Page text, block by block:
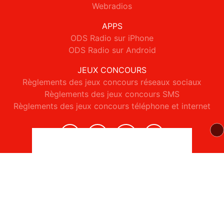
Webradios
APPS
ODS Radio sur iPhone
ODS Radio sur Android
JEUX CONCOURS
Règlements des jeux concours réseaux sociaux
Règlements des jeux concours SMS
Règlements des jeux concours téléphone et internet